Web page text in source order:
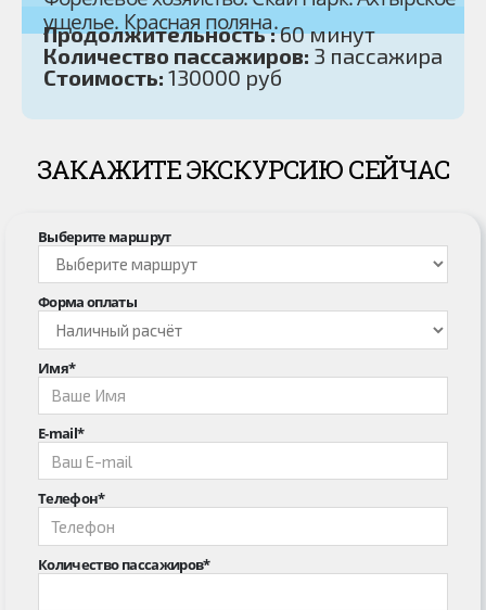
ущелье. Красная поляна.
Продолжительность :60 минут
Количество пассажиров: 3 пассажира
Стоимость: 130000 руб
ЗАКАЖИТЕ ЭКСКУРСИЮ СЕЙЧАС
Выберите маршрут
Форма оплаты
Имя*
E-mail*
Телефон*
Количество пассажиров*